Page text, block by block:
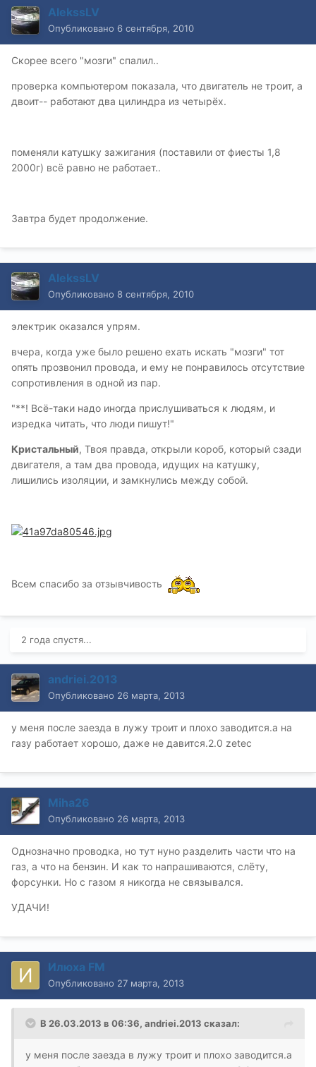
AlekssLV
Опубликовано 6 сентября, 2010
Скорее всего "мозги" спалил..
проверка компьютером показала, что двигатель не троит, а
двоит-- работают два цилиндра из четырёх.
поменяли катушку зажигания (поставили от фиесты 1,8
2000г) всё равно не работает..
Завтра будет продолжение.
AlekssLV
Опубликовано 8 сентября, 2010
электрик оказался упрям.
вчера, когда уже было решено ехать искать "мозги" тот
опять прозвонил провода, и ему не понравилось отсутствие
сопротивления в одной из пар.
"**! Всё-таки надо иногда прислушиваться к людям, и
изредка читать, что люди пишут!"
Кристальный, Твоя правда, открыли короб, который сзади
двигателя, а там два провода, идущих на катушку,
лишились изоляции, и замкнулись между собой.
Всем спасибо за отзывчивость
2 года спустя...
andriei.2013
Опубликовано 26 марта, 2013
у меня после заезда в лужу троит и плохо заводится.а на
газу работает хорошо, даже не давится.2.0 zetec
Miha26
Опубликовано 26 марта, 2013
Однозначно проводка, но тут нуно разделить части что на
газ, а что на бензин. И как то напрашиваются, слёту,
форсунки. Но с газом я никогда не связывался.
УДАЧИ!
Илюха FM
Опубликовано 27 марта, 2013
В 26.03.2013 в 06:36, andriei.2013 сказал:
у меня после заезда в лужу троит и плохо заводится.а